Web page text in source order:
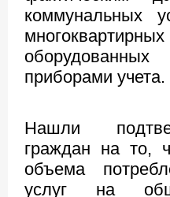
коммунальных
приборами учета.
Нашли
граждан на то,
объема
услуг на